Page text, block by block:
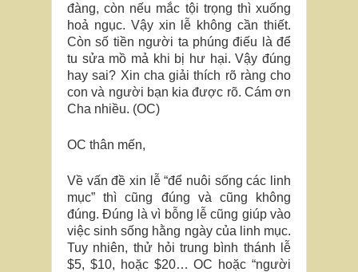
đàng, còn nếu mắc tội trọng thì xuống
hoả ngục. Vậy xin lễ không cần thiết.
Còn số tiền người ta phúng điếu là để
tu sửa mồ mả khi bị hư hại. Vậy đúng
hay sai? Xin cha giải thích rõ ràng cho
con và người bạn kia được rõ. Cám ơn
Cha nhiều. (OC)
OC thân mến,
Về vấn đề xin lễ “để nuôi sống các linh
mục” thì cũng đúng và cũng không
đúng. Đúng là vì bỗng lễ cũng giúp vào
việc sinh sống hằng ngày của linh mục.
Tuy nhiên, thử hỏi trung bình thánh lễ
$5, $10, hoặc $20… OC hoặc “người